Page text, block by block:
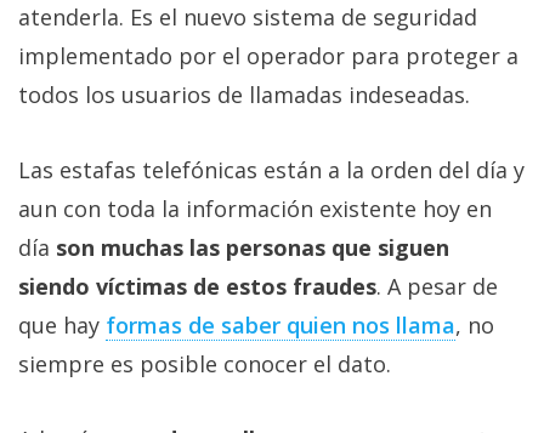
atenderla. Es el nuevo sistema de seguridad
implementado por el operador para proteger a
todos los usuarios de llamadas indeseadas.
Las estafas telefónicas están a la orden del día y
aun con toda la información existente hoy en
día son muchas las personas que siguen
siendo víctimas de estos fraudes. A pesar de
que hay formas de saber quien nos llama, no
siempre es posible conocer el dato.